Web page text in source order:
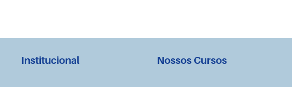
Institucional Nossos Cursos